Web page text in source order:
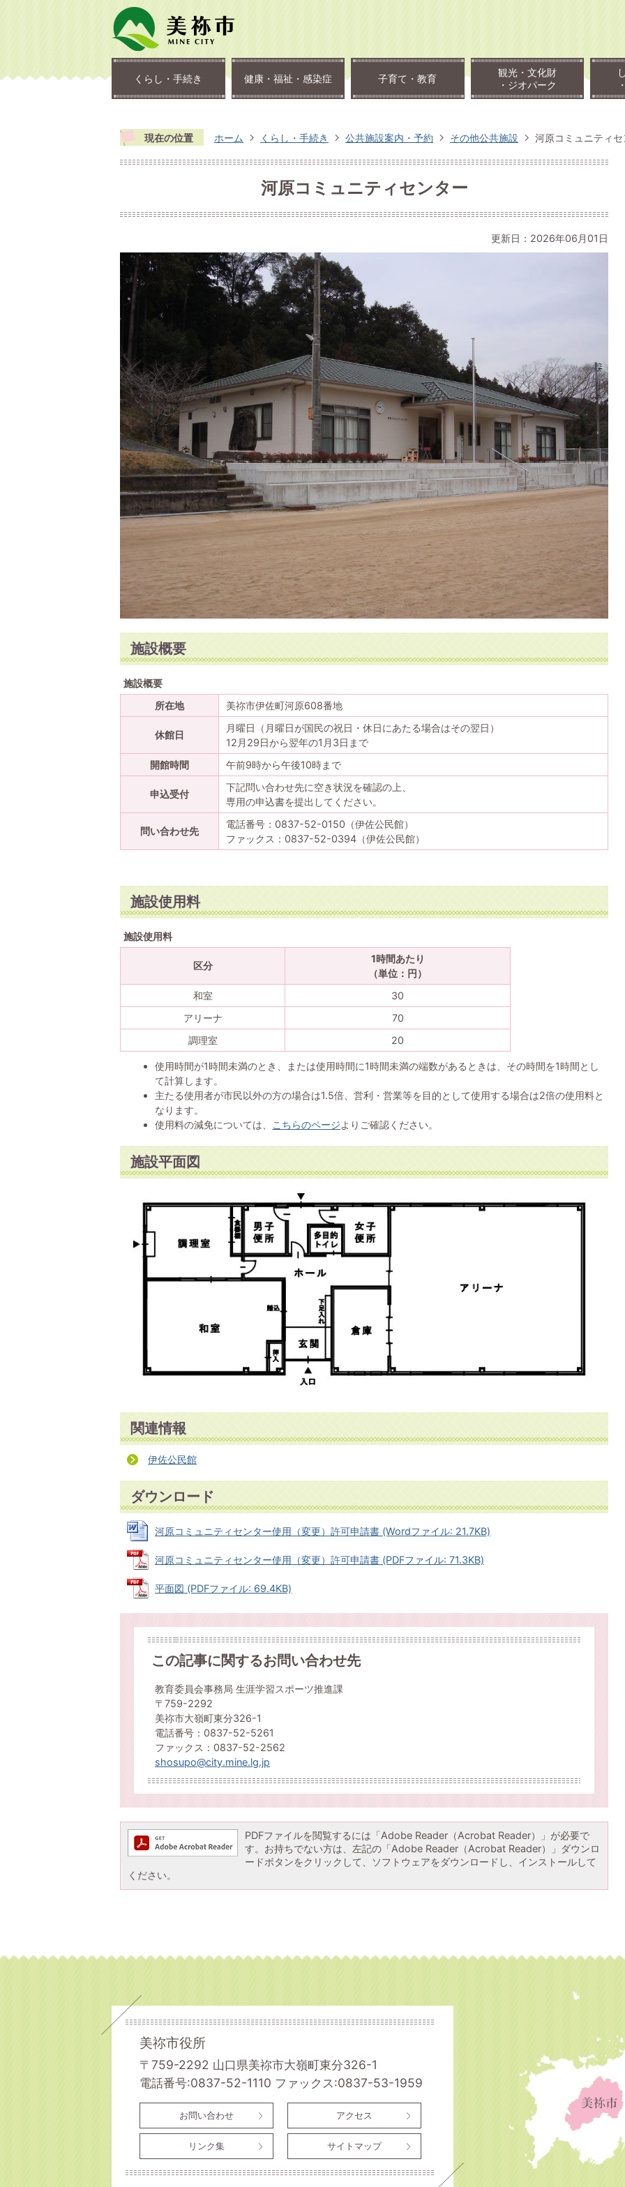
くらし・手続き 健康・福祉・感染症 子育て・教育
観光・文化財
・ジオパーク
現在の位置 ホーム くらし・手続き 公共施設案内・予約 その他公共施設 河原コミュニティセ
河原コミュニティセンター
更新日：2026年06月01日
施設概要
施設概要
所在地
美祢市伊佐町河原608番地
休館日
月曜日（月曜日が国民の祝日・休日にあたる場合はその翌日）
12月29日から翌年の1月3日まで
開館時間
午前9時から午後10時まで
申込受付
下記問い合わせ先に空き状況を確認の上、
専用の申込書を提出してください。
問い合わせ先
電話番号：0837-52-0150（伊佐公民館）
ファックス：0837-52-0394（伊佐公民館）
施設使用料
施設使用料
区分
1時間あたり
（単位：円）
和室
30
アリーナ
70
調理室
20
使用時間が1時間未満のとき、または使用時間に1時間未満の端数があるときは、その時間を1時間とし
て計算します。
主たる使用者が市民以外の方の場合は1.5倍、営利・営業等を目的として使用する場合は2倍の使用料と
なります。
使用料の減免については、
こちらのページよりご確認ください。
施設平面図
関連情報
伊佐公民館
ダウンロード
河原コミュニティセンター使用（変更）許可申請書 (Wordファイル: 21.7KB)
河原コミュニティセンター使用（変更）許可申請書 (PDFファイル: 71.3KB)
平面図 (PDFファイル: 69.4KB)
この記事に関するお問い合わせ先
教育委員会事務局 生涯学習スポーツ推進課
〒759-2292
美祢市大嶺町東分326-1
電話番号：0837-52-5261
ファックス：0837-52-2562
shosupo@city.mine.lg.jp
PDFファイルを閲覧するには「Adobe Reader（Acrobat Reader）」が必要で
す。お持ちでない方は、左記の「Adobe Reader（Acrobat Reader）」ダウンロ
ードボタンをクリックして、ソフトウェアをダウンロードし、インストールして
ください。
美祢市役所
〒759-2292 山口県美祢市大嶺町東分326-1
電話番号:0837-52-1110 ファックス:0837-53-1959
お問い合わせ アクセス
リンク集 サイトマップ